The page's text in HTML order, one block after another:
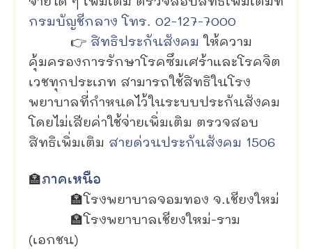
จ่ายใด ๆ เพิ่มเติม ตรวจสอบสิทธิเพิ่มเติมที่
กรมบัญชีกลาง โทร. 02-127-7000
👉 สิทธิประกันสังคม ให้ความ
คุ้มครองการรักษาโรคซึมเศร้าและโรคจิต
เวชทุกประเภท สามารถใช้สิทธิในโรง
พยาบาลที่กำหนดไว้ในระบบประกันสังคม
โดยไม่เสียค่าใช้จ่ายเพิ่มเติม ตรวจสอบ
สิทธิเพิ่มเติม สายด่วนประกันสังคม 1506
🏣 ภาคเหนือ
🏣โรงพยาบาลจอมทอง จ.เชียงใหม่
🏣 โรงพยาบาลเชียงใหม่-ราม
(เอกชน)